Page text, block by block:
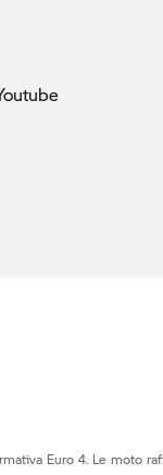
Euro 4. Le